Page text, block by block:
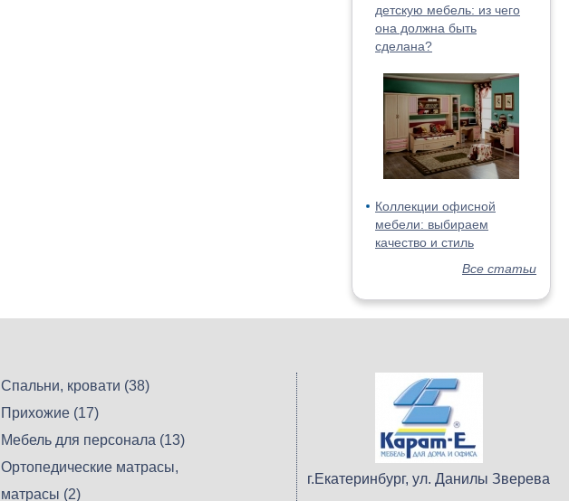
детскую мебель: из чего
она должна быть
сделана?
Коллекции офисной
мебели: выбираем
качество и стиль
Все статьи
г.Екатеринбург, ул. Данилы Зверева
Спальни, кровати (38)
Прихожие (17)
Мебель для персонала (13)
Ортопедические матрасы,
матрасы (2)